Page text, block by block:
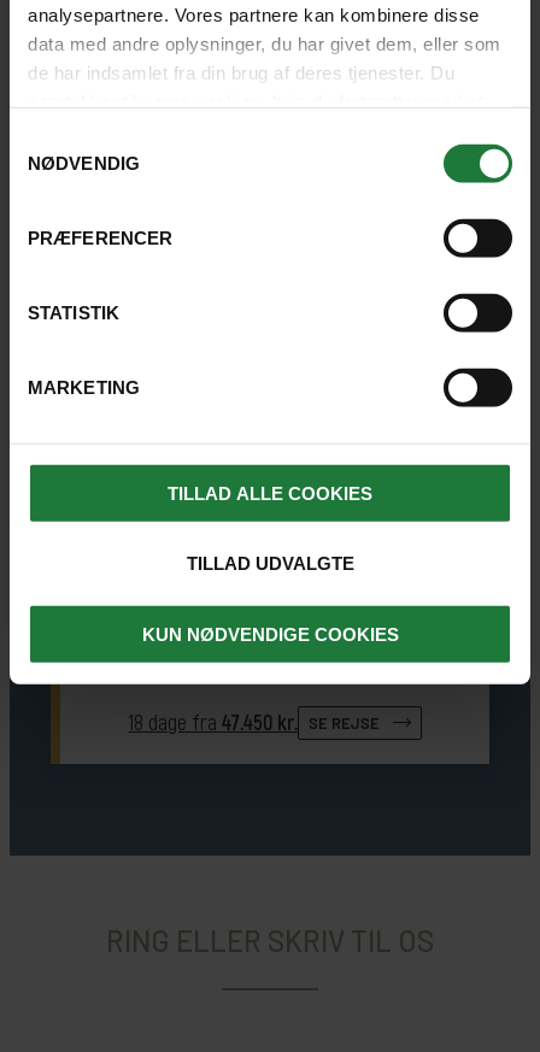
analysepartnere. Vores partnere kan kombinere disse
data med andre oplysninger, du har givet dem, eller som
de har indsamlet fra din brug af deres tjenester. Du
NØDVENDIG
PRÆFERENCER
STATISTIK
MARKETING
TILLAD ALLE COOKIES
TILLAD UDVALGTE
KUN NØDVENDIGE COOKIES
SE KORT
Brasiliens højdepunkter
Iguazúvandfaldene, Búzios og Rio. Det bedste af
Brasilien!
Foz do Iguaçu (3 nætter) Salvador(3) Amazonjunglen
18 dage fra47.450 kr. SE REJSE
RING ELLER SKRIV TIL OS